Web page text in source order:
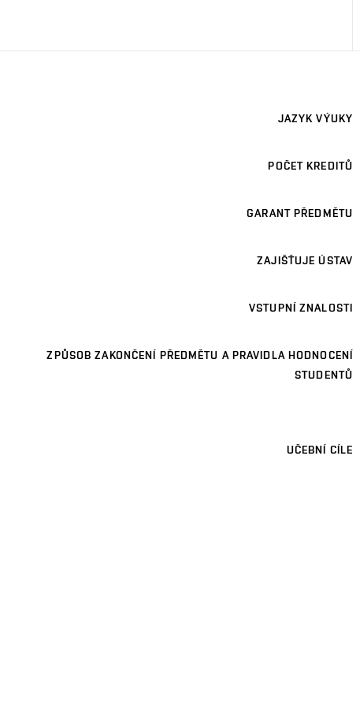
JAZYK VÝUKY
POČET KREDITŮ
GARANT PŘEDMĚTU
ZAJIŠŤUJE ÚSTAV
VSTUPNÍ ZNALOSTI
ZPŮSOB ZAKONČENÍ PŘEDMĚTU A PRAVIDLA HODNOCENÍ
STUDENTŮ
UČEBNÍ CÍLE